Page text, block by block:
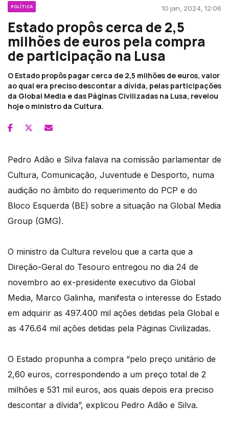
POLÍTICA 10 jan, 2024, 12:06
Estado propôs cerca de 2,5
milhões de euros pela compra
de participação na Lusa
O Estado propôs pagar cerca de 2,5 milhões de euros, valor
ao qual era preciso descontar a dívida, pelas participações
da Global Media e das Páginas Civilizadas na Lusa, revelou
hoje o ministro da Cultura.
Pedro Adão e Silva falava na comissão parlamentar de
Cultura, Comunicação, Juventude e Desporto, numa
audição no âmbito do requerimento do PCP e do
Bloco Esquerda (BE) sobre a situação na Global Media
Group (GMG).
O ministro da Cultura revelou que a carta que a
Direção-Geral do Tesouro entregou no dia 24 de
novembro ao ex-presidente executivo da Global
Media, Marco Galinha, manifesta o interesse do Estado
em adquirir as 497.400 mil ações detidas pela Global e
as 476.64 mil ações detidas pela Páginas Civilizadas.
O Estado propunha a compra “pelo preço unitário de
2,60 euros, correspondendo a um preço total de 2
milhões e 531 mil euros, aos quais depois era preciso
descontar a dívida”, explicou Pedro Adão e Silva.